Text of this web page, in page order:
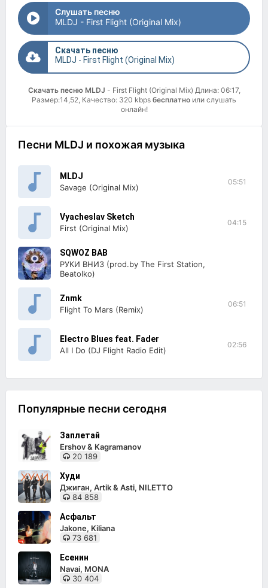
Слушать песню
MLDJ - First Flight (Original Mix)
Скачать песню
MLDJ - First Flight (Original Mix)
Скачать песню MLDJ - First Flight (Original Mix) Длина: 06:17,
Размер:14,52, Качество: 320 kbps бесплатно или слушать
онлайн!
Песни MLDJ и похожая музыка
MLDJ
Savage (Original Mix)
05:51
Vyacheslav Sketch
First (Original Mix)
04:15
SQWOZ BAB
РУКИ ВНИЗ (prod.by The First Station,
Beatolko)
Znmk
Flight To Mars (Remix)
06:51
Electro Blues feat. Fader
All I Do (DJ Flight Radio Edit)
02:56
Популярные песни сегодня
Заплетай
Ershov & Kagramanov
20 189
Худи
Джиган, Artik & Asti, NILETTO
84 858
Асфальт
Jakone, Kiliana
73 681
Есенин
Navai, MONA
30 404